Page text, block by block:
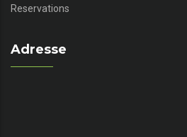
Reservations
Adresse